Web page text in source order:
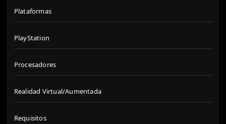
Plataformas
PlayStation
Procesadores
Realidad Virtual/Aumentada
Requisitos